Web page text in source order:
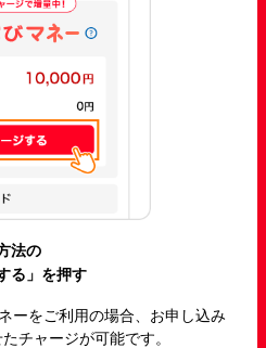
法の
る」を押す
ーをご利用の場合、お申し込み
チャージが可能です。